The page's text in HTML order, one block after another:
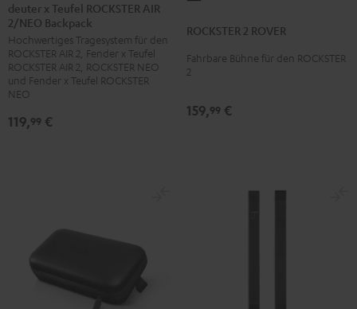
Teufel
ROCKSTER
AIR
2/NEO
Backpack
Schwarz
deuter x Teufel ROCKSTER AIR
2/NEO Backpack
Hochwertiges Tragesystem für den
ROCKSTER AIR 2, Fender x Teufel
ROCKSTER AIR 2, ROCKSTER NEO
und Fender x Teufel ROCKSTER
NEO
119,99 €
ROVER
Schwarz
ROCKSTER 2 ROVER
Fahrbare Bühne für den ROCKSTER
2
159,99 €